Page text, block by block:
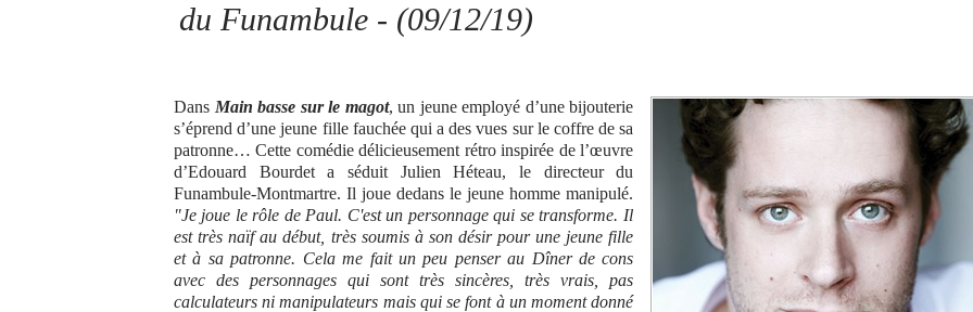
du Funambule - (09/12/19)
Dans Main basse sur le magot, un jeune employé d’une bijouterie
s’éprend d’une jeune fille fauchée qui a des vues sur le coffre de sa
patronne… Cette comédie délicieusement rétro inspirée de l’œuvre
d’Edouard Bourdet a séduit Julien Héteau, le directeur du
Funambule-Montmartre. Il joue dedans le jeune homme manipulé.
"Je joue le rôle de Paul. C'est un personnage qui se transforme. Il
est très naïf au début, très soumis à son désir pour une jeune fille
et à sa patronne. Cela me fait un peu penser au Dîner de cons
avec des personnages qui sont très sincères, très vrais, pas
calculateurs ni manipulateurs mais qui se font à un moment donné